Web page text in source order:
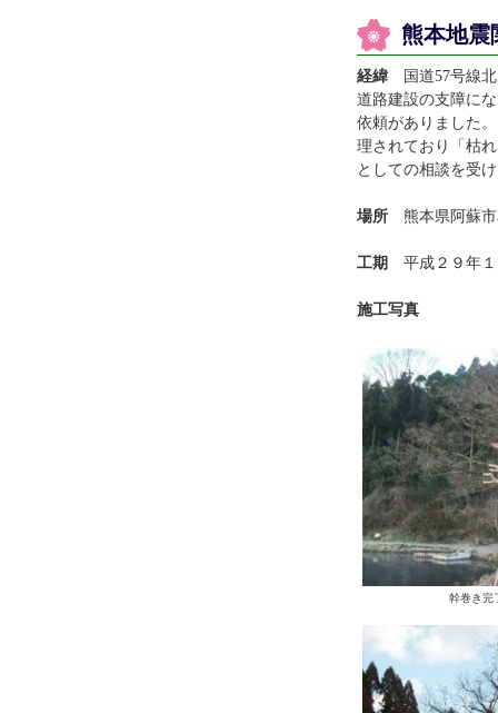
熊本地震
経緯 国道57号線北
道路建設の支障に
依頼がありました
理されており「枯
としての相談を受
場所 熊本県阿蘇
工期 平成２９年１
施工写真
幹巻き